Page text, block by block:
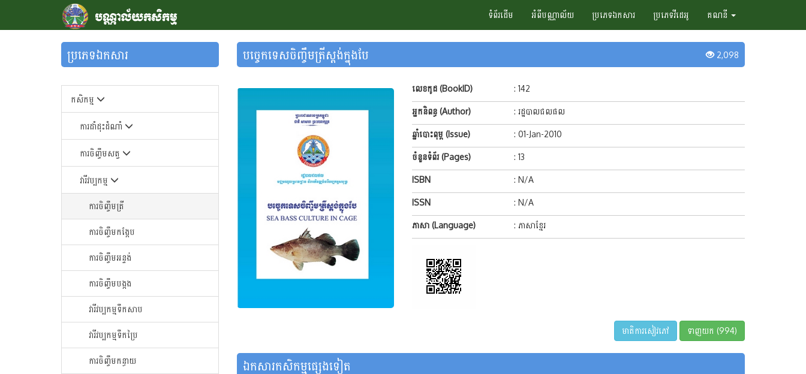
ទំព័រដើម អំពីបណ្ណាល័យ ប្រភេទឯកសារ ប្រភេទវីដេអូ គណនី
ប្រភេទឯកសារ
កសិកម្ម
ការដាំដុះដំណាំ
ការចិញ្ចឹមសត្វ
វារីវប្បកម្ម
ការចិញ្ចឹមត្រី
ការចិញ្ចឹមកង្កែប
ការចិញ្ចឹមអន្ទង់
ការចិញ្ចឹមបង្កង
វារីវប្បកម្មទឹកសាប
វារីវប្បកម្មទឹកប្រៃ
ការចិញ្ចឹមកន្ធាយ
បច្ចេកទេសចិញ្ចឹមត្រីស្ពង់ក្នុងបែ 2,098
លេខកូដ (BookID) : 142
អ្នកនិពន្ធ (Author) : រដ្ឋបាលជលផល
ឆ្នាំបោះពុម្ព (Issue) : 01-Jan-2010
ចំនួនទំព័រ (Pages) : 13
ISBN : N/A
ISSN : N/A
ភាសា (Language) : ភាសាខ្មែរ
មាតិការសៀវភៅ ទាញយក (994)
ឯកសារកសិកម្មផ្សេងទៀត